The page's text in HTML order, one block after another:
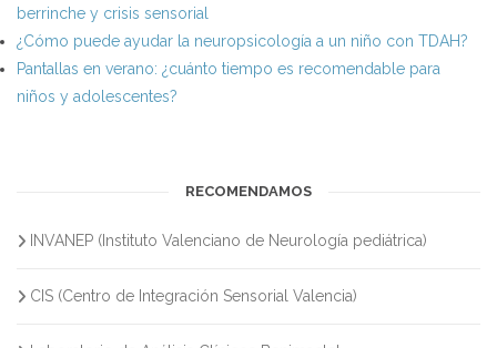
berrinche y crisis sensorial
¿Cómo puede ayudar la neuropsicología a un niño con TDAH?
Pantallas en verano: ¿cuánto tiempo es recomendable para
niños y adolescentes?
RECOMENDAMOS
INVANEP (Instituto Valenciano de Neurología pediátrica)
CIS (Centro de Integración Sensorial Valencia)